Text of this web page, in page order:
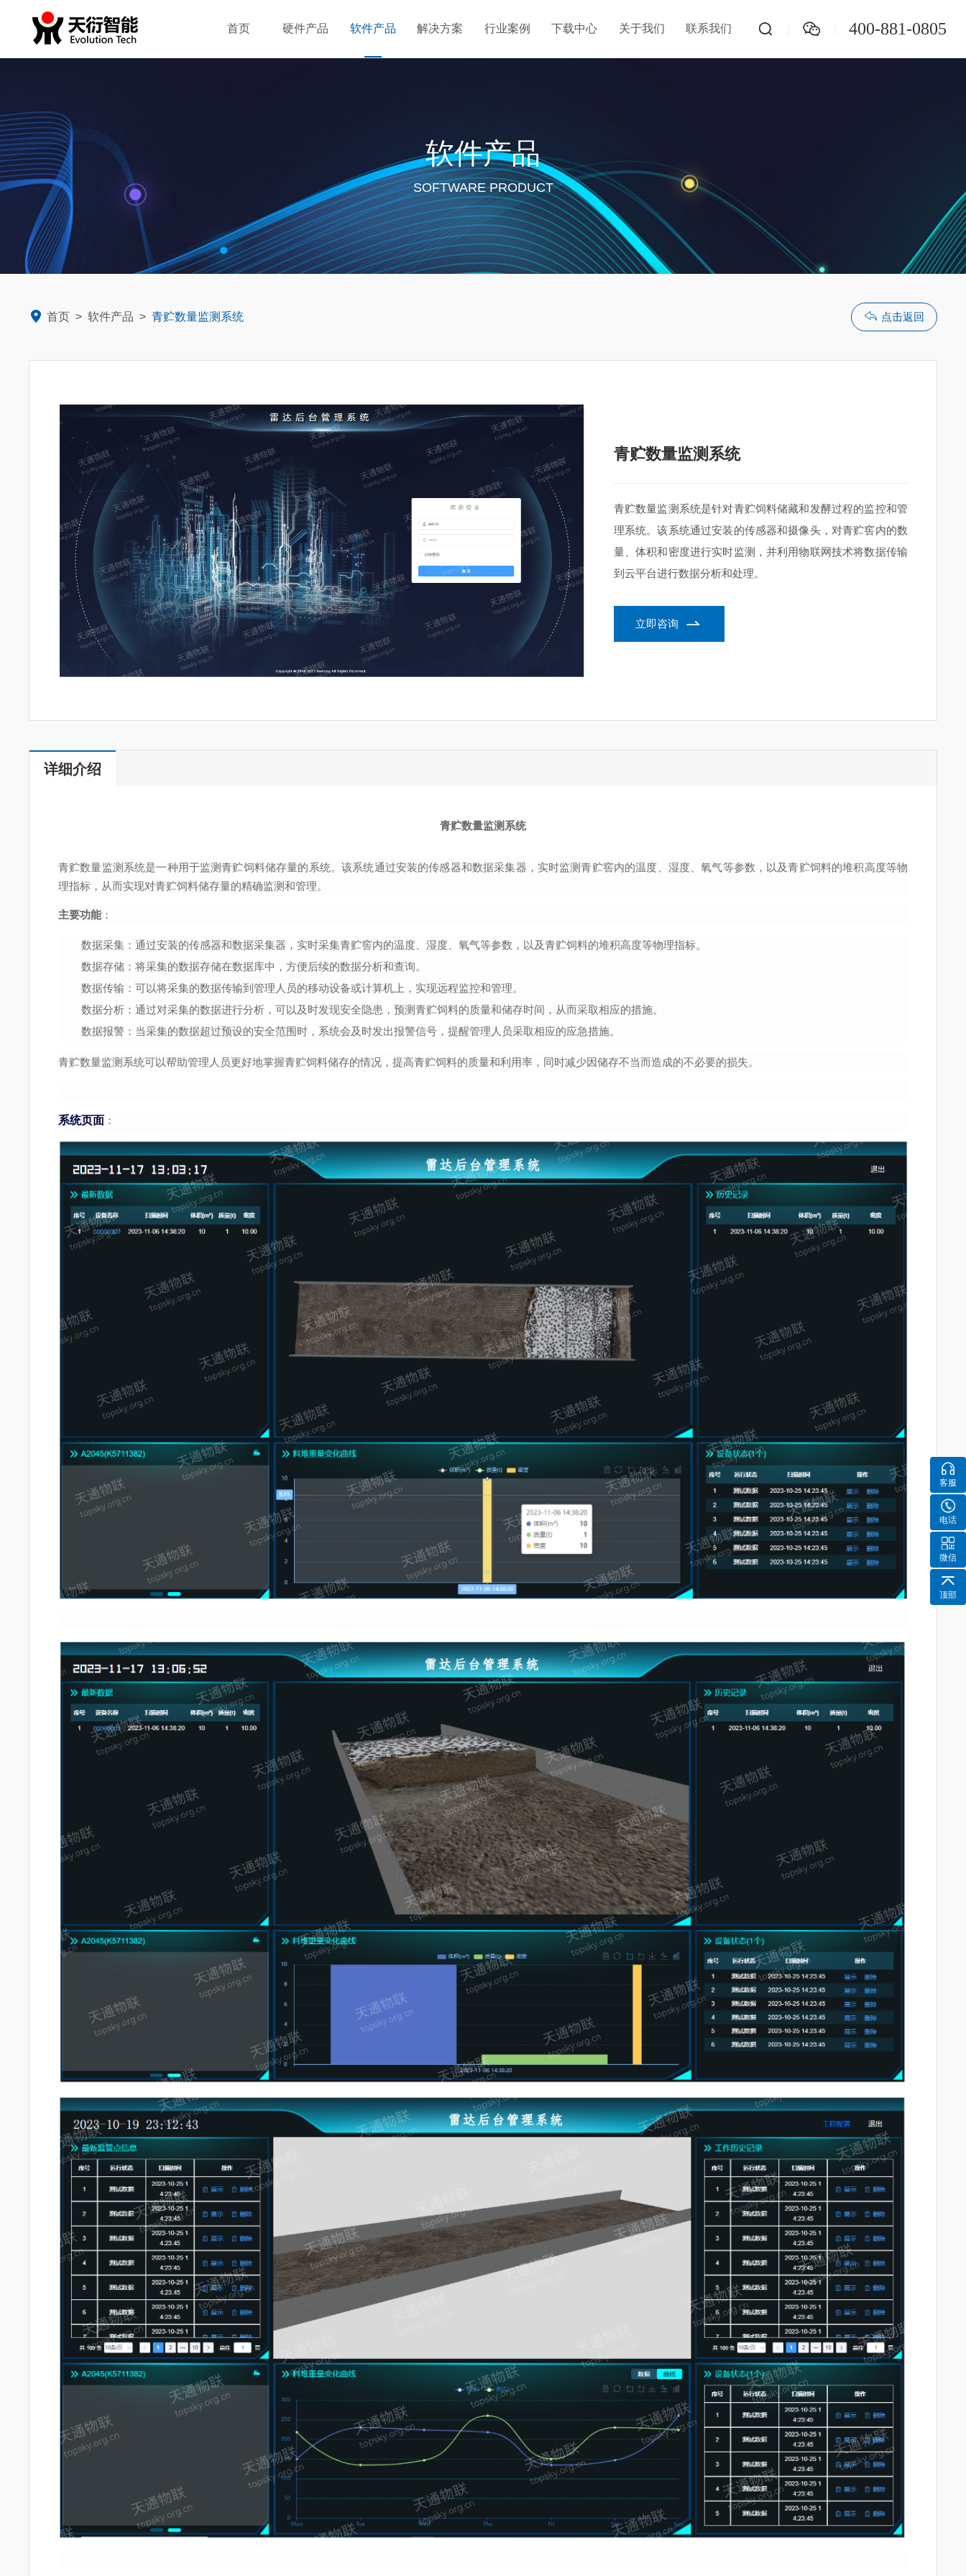
400-881-0805
首页 硬件产品 软件产品 解决方案 行业案例 下载中心 关于我们 联系我们
软件产品
SOFTWARE PRODUCT
首页 >软件产品 >青贮数量监测系统 点击返回
青贮数量监测系统
青贮数量监测系统是针对青贮饲料储藏和发酵过程的监控和管
理系统。该系统通过安装的传感器和摄像头，对青贮窖内的数
量、体积和密度进行实时监测，并利用物联网技术将数据传输
到云平台进行数据分析和处理。
立即咨询
详细介绍
青贮数量监测系统
青贮数量监测系统是一种用于监测青贮饲料储存量的系统。该系统通过安装的传感器和数据采集器，实时监测青贮窖内的温度、湿度、氧气等参数，以及青贮饲料的堆积高度等物
理指标，从而实现对青贮饲料储存量的精确监测和管理。
主要功能 ：
数据采集：通过安装的传感器和数据采集器，实时采集青贮窖内的温度、湿度、氧气等参数，以及青贮饲料的堆积高度等物理指标。
数据存储：将采集的数据存储在数据库中，方便后续的数据分析和查询。
数据传输：可以将采集的数据传输到管理人员的移动设备或计算机上，实现远程监控和管理。
数据分析：通过对采集的数据进行分析，可以及时发现安全隐患，预测青贮饲料的质量和储存时间，从而采取相应的措施。
数据报警：当采集的数据超过预设的安全范围时，系统会及时发出报警信号，提醒管理人员采取相应的应急措施。
青贮数量监测系统可以帮助管理人员更好地掌握青贮饲料储存的情况，提高青贮饲料的质量和利用率，同时减少因储存不当而造成的不必要的损失。
系统页面 ：
客服
电话
微信
顶部